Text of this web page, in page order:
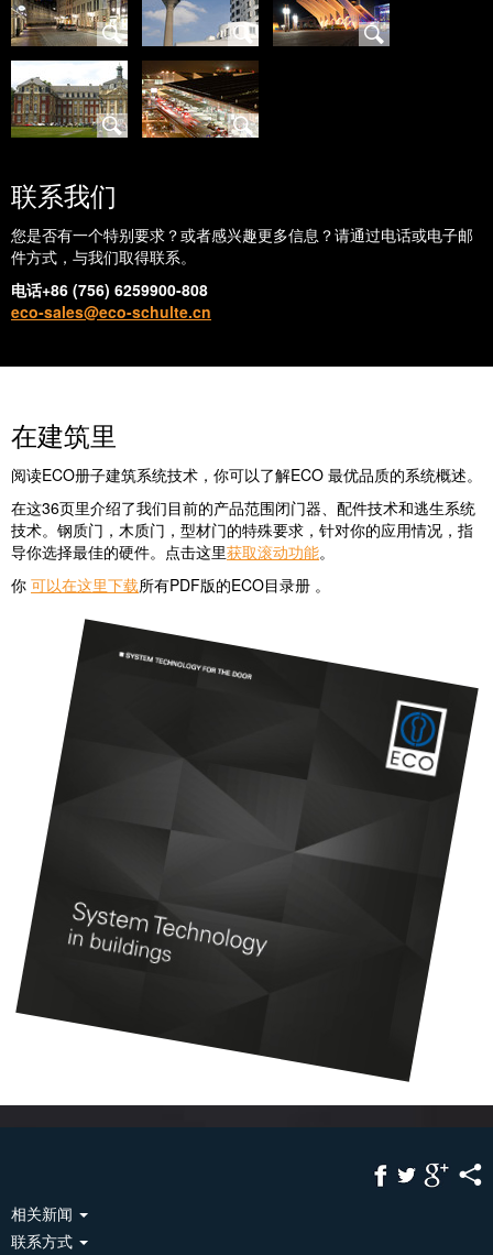
联系我们
您是否有一个特别要求？或者感兴趣更多信息？请通过电话或电子邮
件方式，与我们取得联系。
电话+86 (756) 6259900-808
eco-sales@eco-schulte.cn
在建筑里
阅读ECO册子建筑系统技术，你可以了解ECO 最优品质的系统概述。
在这36页里介绍了我们目前的产品范围闭门器、配件技术和逃生系统
技术。钢质门，木质门，型材门的特殊要求，针对你的应用情况，指
导你选择最佳的硬件。点击这里获取滚动功能。
你 可以在这里下载所有PDF版的ECO目录册 。
相关新闻
联系方式